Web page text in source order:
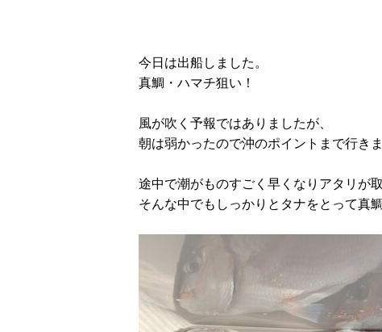
今日は出船しました。
真鯛・ハマチ狙い！
風が吹く予報ではありましたが、
朝は弱かったので沖のポイントまで行きま
途中で潮がものすごく早くなりアタリが
そんな中でもしっかりとタナをとって真